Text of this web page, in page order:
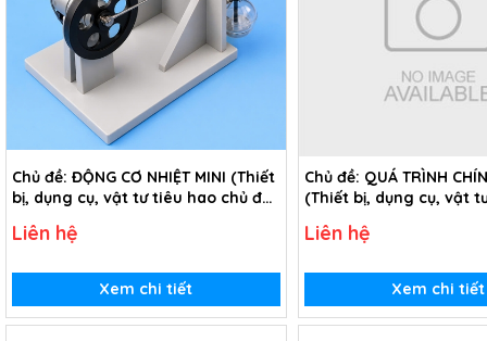
Chủ đề: ĐỘNG CƠ NHIỆT MINI (Thiết
bị, dụng cụ, vật tư tiêu hao chủ đề
Liên hệ
Xem chi tiết
Chủ đề: QUÁ TRÌNH
(Thiết bị, dụng cụ, vật
lớp 8)
Liên hệ
Xem chi tiết